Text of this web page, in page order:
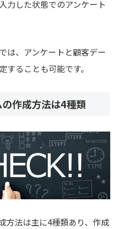
力した状態でのアンケート
は、アンケートと顧客デー
することも可能です。
作成方法は4種類
方法は主に4種類あり、作成